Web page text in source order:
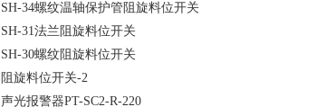
SH-34螺纹温轴保护管阻旋料位开关
SH-31法兰阻旋料位开关
SH-30螺纹阻旋料位开关
阻旋料位开关-2
声光报警器PT-SC2-R-220